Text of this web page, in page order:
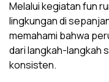
Melalui kegiatan fun
lingkungan di
memahami bahwa
dari langkah-langkah
konsisten.